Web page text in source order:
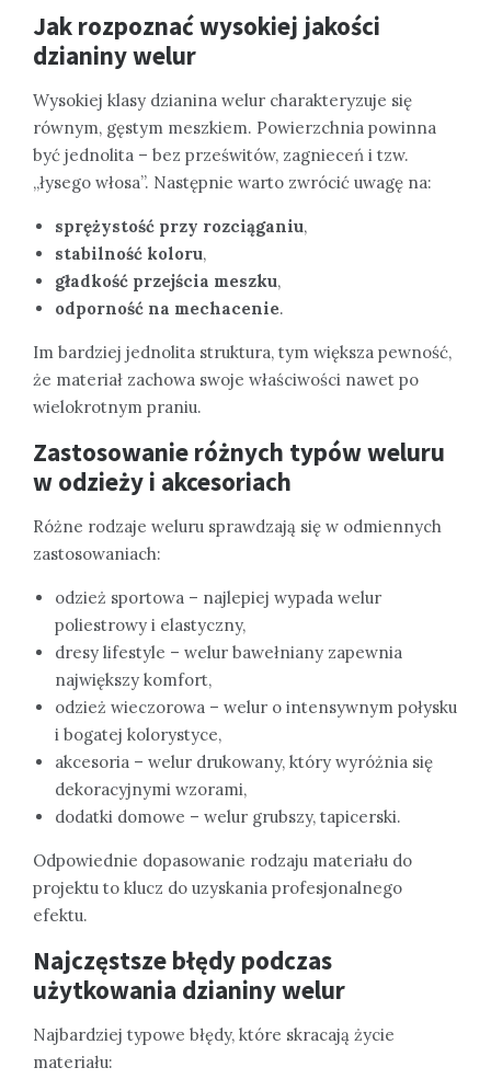
Jak rozpoznać wysokiej jakości
dzianiny welur
Wysokiej klasy dzianina welur charakteryzuje się
równym, gęstym meszkiem. Powierzchnia powinna
być jednolita – bez prześwitów, zagnieceń i tzw.
„łysego włosa”. Następnie warto zwrócić uwagę na:
sprężystość przy rozciąganiu,
stabilność koloru,
gładkość przejścia meszku,
odporność na mechacenie.
Im bardziej jednolita struktura, tym większa pewność,
że materiał zachowa swoje właściwości nawet po
wielokrotnym praniu.
Zastosowanie różnych typów weluru
w odzieży i akcesoriach
Różne rodzaje weluru sprawdzają się w odmiennych
zastosowaniach:
odzież sportowa – najlepiej wypada welur
poliestrowy i elastyczny,
dresy lifestyle – welur bawełniany zapewnia
największy komfort,
odzież wieczorowa – welur o intensywnym połysku
i bogatej kolorystyce,
akcesoria – welur drukowany, który wyróżnia się
dekoracyjnymi wzorami,
dodatki domowe – welur grubszy, tapicerski.
Odpowiednie dopasowanie rodzaju materiału do
projektu to klucz do uzyskania profesjonalnego
efektu.
Najczęstsze błędy podczas
użytkowania dzianiny welur
Najbardziej typowe błędy, które skracają życie
materiału: